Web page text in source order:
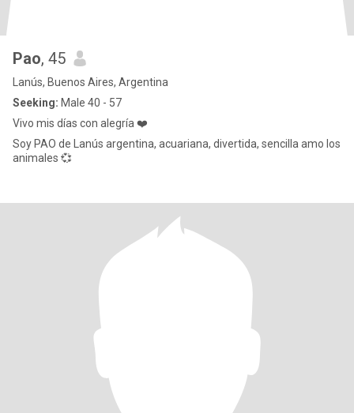
Pao, 45
Lanús, Buenos Aires, Argentina
Seeking: Male 40 - 57
Vivo mis días con alegría ❤️
Soy PAO de Lanús argentina, acuariana, divertida, sencilla amo los
animales 💞